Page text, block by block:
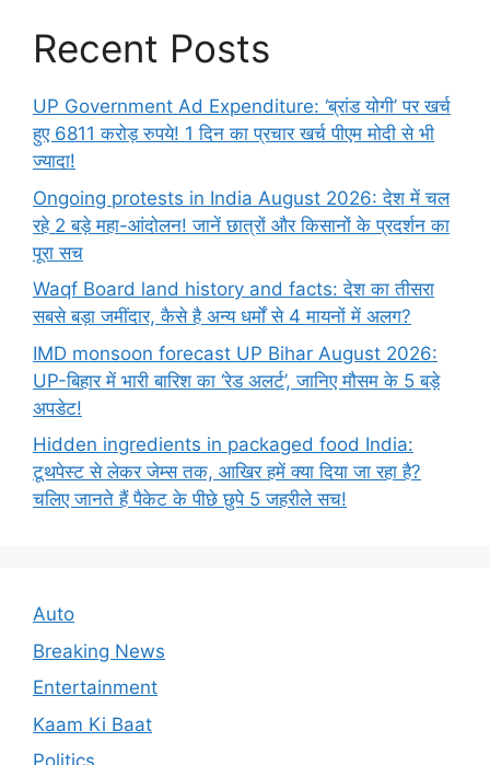
Recent Posts
UP Government Ad Expenditure: ‘ब्रांड योगी’ पर खर्च
हुए 6811 करोड़ रुपये! 1 दिन का प्रचार खर्च पीएम मोदी से भी
ज्यादा!
Ongoing protests in India August 2026: देश में चल
रहे 2 बड़े महा-आंदोलन! जानें छात्रों और किसानों के प्रदर्शन का
पूरा सच
Waqf Board land history and facts: देश का तीसरा
सबसे बड़ा जमींदार, कैसे है अन्य धर्मों से 4 मायनों में अलग?
IMD monsoon forecast UP Bihar August 2026:
UP-बिहार में भारी बारिश का ‘रेड अलर्ट’, जानिए मौसम के 5 बड़े
अपडेट!
Hidden ingredients in packaged food India:
टूथपेस्ट से लेकर जेम्स तक, आखिर हमें क्या दिया जा रहा है?
चलिए जानते हैं पैकेट के पीछे छुपे 5 जहरीले सच!
Auto
Breaking News
Entertainment
Kaam Ki Baat